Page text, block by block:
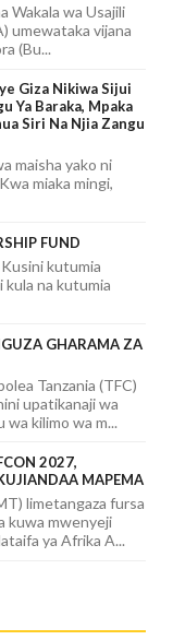
Wakala wa Usajili
umewataka vijana
(Bu...
Giza Nikiwa Sijui
Ya Baraka, Mpaka
Siri Na Njia Zangu
maisha yako ni
miaka mingi,
FUND
kutumia
kula na kutumia
GHARAMA ZA
Tanzania (TFC)
upatikanaji wa
wa kilimo wa m...
2027,
MAPEMA
limetangaza fursa
kuwa mwenyeji
ya Afrika A...